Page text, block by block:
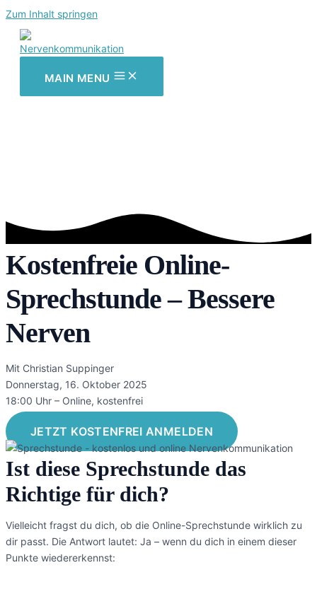
Zum Inhalt springen
MAIN MENU
Kostenfreie Online-
Sprechstunde – Bessere
Nerven
Mit Christian Suppinger
Donnerstag, 16. Oktober 2025
18:00 Uhr – Online, kostenfrei
JETZT KOSTENFREI ANMELDEN
Ist diese Sprechstunde das
Richtige für dich?
Vielleicht fragst du dich, ob die Online-Sprechstunde wirklich zu
dir passt. Die Antwort lautet: Ja – wenn du dich in einem dieser
Punkte wiedererkennst: